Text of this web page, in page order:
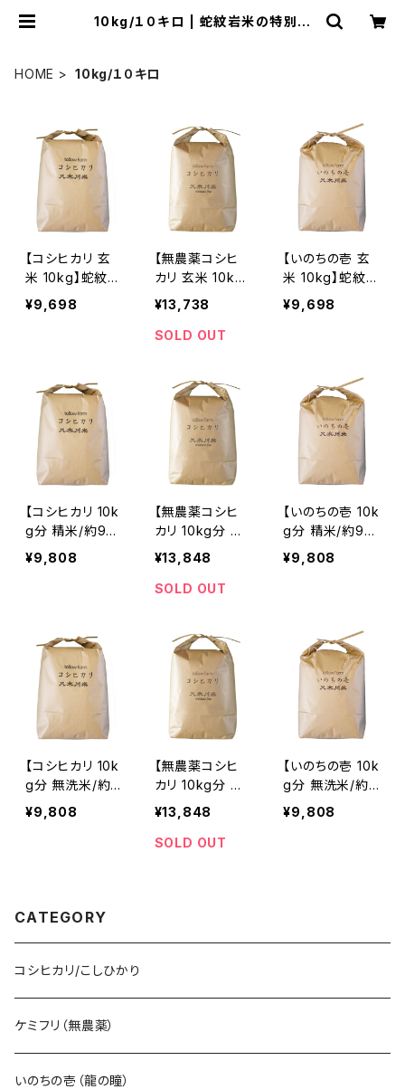
10kg/１０キロ | 蛇紋岩米の特別栽
HOME
10kg/１０キロ
【コシヒカリ 玄
米 10kg】蛇紋岩
特別栽培米 八
木川米 2025年
ック 質 有機 肥
料のみで栽培し
た お米 ほぼ無
農薬の減農薬
(低農薬) 天日干
し に近い乾燥で
発芽玄米・酵素
(寝かせ)玄米・
発酵玄米 用にも
有機JAS 以上の
¥9,698
【無農薬コシヒ
カリ 玄米 10k
g】蛇紋岩 特別
栽培米 八木川
米ケミフリ 202
こしひかり オー
ガニック 質 有
機 肥料のみで栽
培した お米 天
日干し に近い乾
燥で発芽玄米・
酵素(寝かせ)玄
米・発酵玄米 用
にも 有機JAS
以上の拘り 低温
保存 １０キロ
¥13,738
SOLD OUT
【いのちの壱 玄
米 10kg】蛇紋岩
特別栽培米 八
木川米 2025年
ク 質 有機 肥料
のみで栽培した
お米 ほぼ無農
薬の減農薬(低
農薬) 天日干し
に近い乾燥で発
芽玄米・酵素(寝
かせ)玄米・発酵
玄米 用にも 有
機JAS 以上の拘
¥9,698
【コシヒカリ 10k
g分 精米/約9k
g】蛇紋岩 特別
栽培米 八木川
オーガニック 質
有機 肥料のみで
栽培した お米
ほぼ無農薬の減
農薬(低農薬) 天
日干し に近い乾
燥 有機JAS 以
上の拘り 白米
低温保存 １０キ
ロ
¥9,808
【無農薬コシヒ
カリ 10kg分 精
米/約9kg】蛇紋
岩 特別栽培米
八木川米ケミフ
年産 こしひかり
オーガニック 質
有機 肥料のみで
栽培した お米
天日干し に近い
乾燥 有機JAS
以上の拘り 白米
低温保存 １０キ
¥13,848
SOLD OUT
【いのちの壱 10k
g分 精米/約9k
g】蛇紋岩 特別
栽培米 八木川
ーガニック 質
有機 肥料のみで
栽培した お米
ほぼ無農薬の減
農薬(低農薬) 天
日干し に近い乾
燥 有機JAS 以
上の拘り 白米
低温保存 １０キ
ロ
¥9,808
【コシヒカリ 10k
g分 無洗米/約
8.5kg】蛇紋岩
特別栽培米 八
ック 質 有機 肥
農薬の減農薬
有機JAS 以上の
拘り 低温保存
¥9,808
【無農薬コシヒ
カリ 10kg分 無
洗米/約8.5kg】
蛇紋岩 特別栽
培米 八木川米
１０キロ
¥13,848
SOLD OUT
【いのちの壱 10k
g分 無洗米/約
8.5kg 注意:割
れ米多め】蛇紋
JAS 以上の拘り
¥9,808
CATEGORY
コシヒカリ/こしひかり
ケミフリ（無農薬）
いのちの壱（龍の瞳）